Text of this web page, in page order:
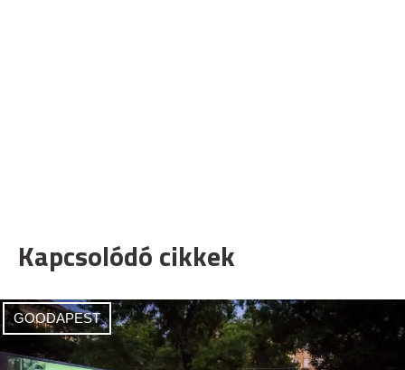
Kapcsolódó cikkek
GOODAPEST